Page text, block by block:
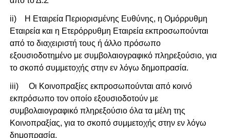
ii) Η Εταιρεία Περιορισμένης Ευθύνης, η Ομόρρυθμη
Εταιρεία και η Ετερόρρυθμη Εταιρεία εκπροσωπούνται
από το διαχειριστή τους ή άλλο πρόσωπο
εξουσιοδοτημένο με συμβολαιογραφικό πληρεξούσιο, για
το σκοπό συμμετοχής στην εν λόγω δημοπρασία.
iii) Οι Κοινοπραξίες εκπροσωπούνται από κοινό
εκπρόσωπο τον οποίο εξουσιοδοτούν με
συμβολαιογραφικό πληρεξούσιο όλα τα μέλη της
Κοινοπραξίας, για το σκοπό συμμετοχής στην εν λόγω
δημοπρασία.